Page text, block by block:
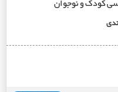
کودک و نوجوان